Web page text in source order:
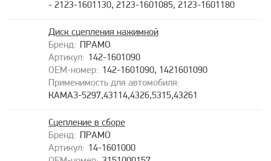
- 2123-1601130, 2123-1601085, 2123-1601180
ПРАМО
142-1601090
142-1601090, 1421601090
Диск сцепления нажимной
КАМАЗ-5297,43114,4326,5315,43261
ПРАМО
14-1601000
Сцепление в сборе